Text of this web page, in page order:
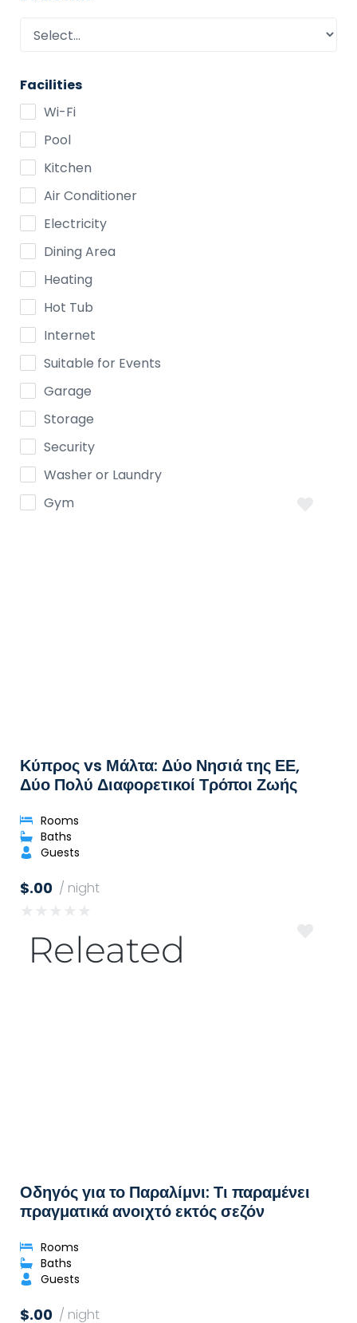
Facilities
Wi-Fi
Pool
Kitchen
Air Conditioner
Electricity
Dining Area
Heating
Hot Tub
Internet
Suitable for Events
Garage
Storage
Security
Washer or Laundry
Gym
Κύπρος vs Μάλτα: Δύο Νησιά της ΕΕ,
Δύο Πολύ Διαφορετικοί Τρόποι Ζωής
Rooms
Baths
Guests
/ night
$.00
Releated
Οδηγός για το Παραλίμνι: Τι παραμένει
πραγματικά ανοιχτό εκτός σεζόν
Rooms
Baths
Guests
/ night
$.00